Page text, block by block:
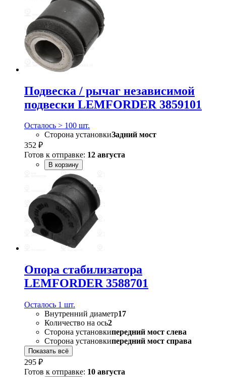
Подвеска / рычаг независимой
подвески LEMFORDER 3859101
Осталось > 100 шт.
Сторона установкиЗадний мост
352 ₽
Готов к отправке: 12 августа
В корзину
Опора стабилизатора
LEMFORDER 3588701
Осталось 1 шт.
Внутренний диаметр17
Количество на ось2
Сторона установкипередний мост слева
Сторона установкипередний мост справа
Показать всё
295 ₽
Готов к отправке: 10 августа